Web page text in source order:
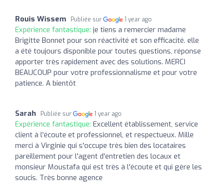
Rouis Wissem Publiée sur 1 year ago
Expérience fantastique: je tiens a remercier madame
Brigitte Bonnet pour son réactivité et son efficacité. elle
a été toujours disponible pour toutes questions, réponse
apporter très rapidement avec des solutions. MERCI
BEAUCOUP pour votre professionnalisme et pour votre
patience. A bientôt
Sarah Publiée sur 1 year ago
Expérience fantastique: Excellent établissement, service
client à l'écoute et professionnel, et respectueux. Mille
merci à Virginie qui s'occupe très bien des locataires
pareillement pour l'agent d'entretien des locaux et
monsieur Moustafa qui est très à l'écoute et qui gère les
soucis. Très bonne agence